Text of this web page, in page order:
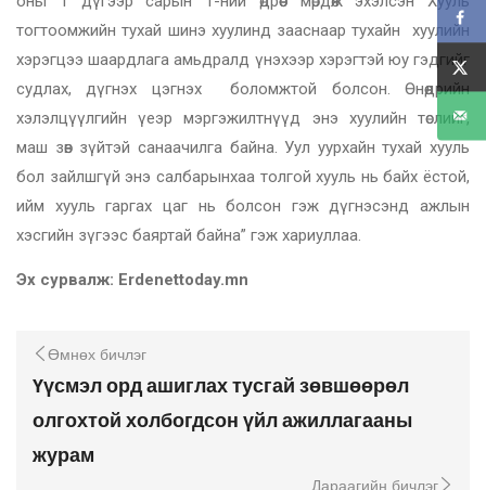
тогтоомжийн тухай шинэ хуулинд зааснаар тухайн хуулийн
хэрэгцээ шаардлага амьдралд үнэхээр хэрэгтэй юу гэдгийг
судлах, дүгнэх цэгнэх боломжтой болсон. Өнөөдрийн
хэлэлцүүлгийн үеэр мэргэжилтнүүд энэ хуулийн төслийг,
маш зөв зүйтэй санаачилга байна. Уул уурхайн тухай хууль
бол зайлшгүй энэ салбарынхаа толгой хууль нь байх ёстой,
ийм хууль гаргах цаг нь болсон гэж дүгнэсэнд ажлын
хэсгийн зүгээс баяртай байна” гэж хариуллаа.
Эх сурвалж: Erdenettoday.mn
Өмнөх бичлэг
Үүсмэл орд ашиглах тусгай зөвшөөрөл
олгохтой холбогдсон үйл ажиллагааны
журам